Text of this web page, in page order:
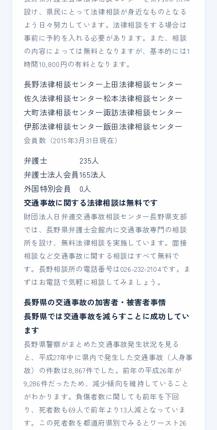
設け、県民にとって法律相談が身近なものとなる
よう日々努力しています。法律相談をする場合は
事前に予約を入れる必要があります。また、相談
の内容によっては無料となりますが、基本的には1
時間10,800円の有料となります。
長野法律相談センター上田法律相談センター
佐久法律相談センター松本法律相談センター
大町法律相談センター諏訪法律相談センター
伊那法律相談センター飯田法律相談センター
会員数（2015年3月31日現在）
弁護士
235人
弁護士法人会員165法人
外国特別会員
0人
交通事故に関する法律相談は無料です
財団法人日弁連交通事故相談センター長野県支部
では、長野県弁護士会館内に交通事故専門の相談
所を設け、無料法律相談を実施しています。面接
相談など交通事故に関する相談はすべて無料で
す。長野相談所の電話番号は026-232-2104です。ま
ずはお電話で気軽に相談してみましょう。
長野県の交通事故の加害者・被害者事情
長野県では交通事故を減らすことに成功してい
ます
長野県警察がまとめた交通事故発生状況を見る
と、平成27年中に県内で発生した交通事故（人身事
故）の件数は8,867件でした。前年の平成26年が
9,286件だったため、減少傾向を維持していること
がわかります。負傷者数に関しても前年を下回
り、死者数も69人で前年より13人減となっていま
す。この死者数を都道府県別でみるとワースト26